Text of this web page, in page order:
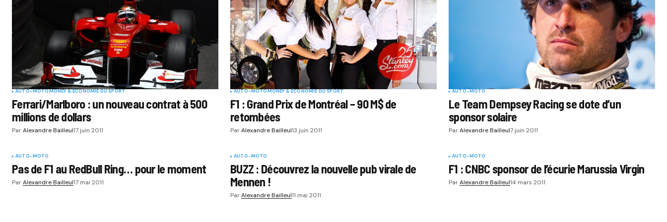
AUTO-MOTOMONEY & ÉCONOMIE DU SPORT
Ferrari/Marlboro : un nouveau contrat à 500
millions de dollars
ParAlexandre Bailleul17 juin 2011
AUTO-MOTOMONEY & ÉCONOMIE DU SPORT
F1 : Grand Prix de Montréal – 90 M$ de
retombées
ParAlexandre Bailleul13 juin 2011
AUTO-MOTO
Le Team Dempsey Racing se dote d’un
sponsor solaire
ParAlexandre Bailleul7 juin 2011
AUTO-MOTO
Pas de F1 au RedBull Ring… pour le moment
ParAlexandre Bailleul17 mai 2011
AUTO-MOTO
BUZZ : Découvrez la nouvelle pub virale de
Mennen !
ParAlexandre Bailleul11 mai 2011
AUTO-MOTO
F1 : CNBC sponsor de l’écurie Marussia Virgin
ParAlexandre Bailleul14 mars 2011